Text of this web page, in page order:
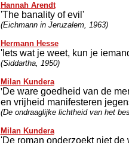
Hannah Arendt
'The banality of evil'
(Eichmann in Jeruzalem, 1963)
Hermann Hesse
'Iets wat je weet, kun je
(Siddartha, 1950)
Milan Kundera
'De ware goedheid van de
en vrijheid manifesteren
(De ondraaglijke lichtheid van het
Milan Kundera
'De roman onderzoekt niet